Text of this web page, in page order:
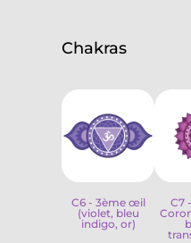
Chakras
C6 - 3ème œil
(violet, bleu
indigo, or)
C7